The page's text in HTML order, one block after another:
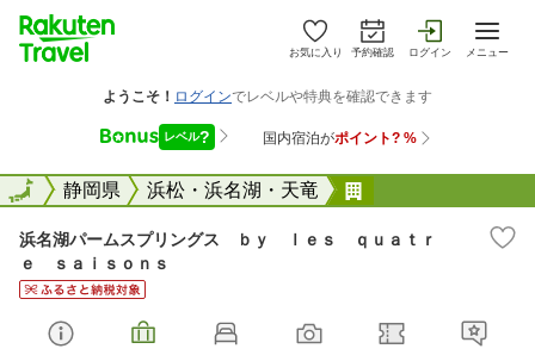
お気に入り 予約確認 ログイン メニュー
全国静岡県 浜松・浜名湖・天竜
全国
浜名湖パームスプリングス ｂｙ ｌｅｓ ｑｕａｔｒ
ｅ ｓａｉｓｏｎｓ